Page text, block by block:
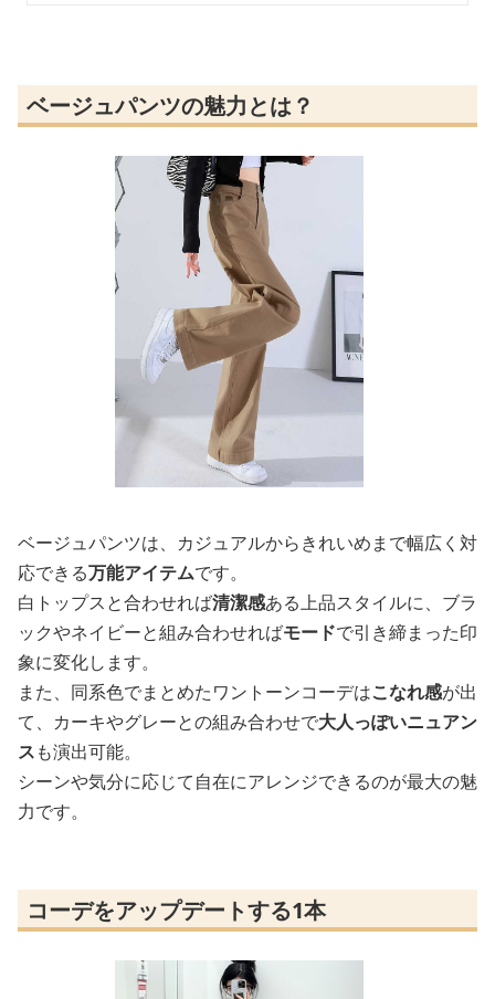
ベージュパンツの魅力とは？
ベージュパンツは、カジュアルからきれいめまで幅広く対
応できる万能アイテムです。
白トップスと合わせれば清潔感ある上品スタイルに、ブラ
ックやネイビーと組み合わせればモードで引き締まった印
象に変化します。
また、同系色でまとめたワントーンコーデはこなれ感が出
て、カーキやグレーとの組み合わせで大人っぽいニュアン
スも演出可能。
シーンや気分に応じて自在にアレンジできるのが最大の魅
力です。
コーデをアップデートする1本